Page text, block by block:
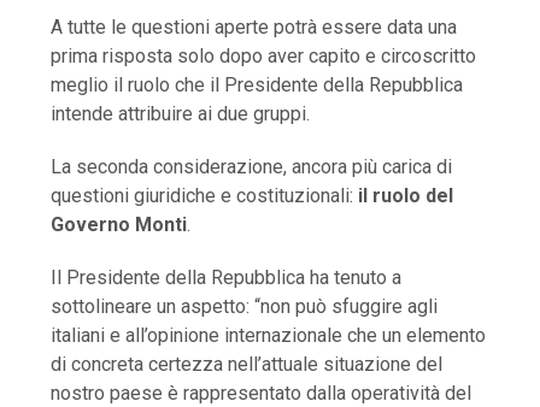
A tutte le questioni aperte potrà essere data una
prima risposta solo dopo aver capito e circoscritto
meglio il ruolo che il Presidente della Repubblica
intende attribuire ai due gruppi.
La seconda considerazione, ancora più carica di
questioni giuridiche e costituzionali: il ruolo del
Governo Monti.
Il Presidente della Repubblica ha tenuto a
sottolineare un aspetto: “non può sfuggire agli
italiani e all’opinione internazionale che un elemento
di concreta certezza nell’attuale situazione del
nostro paese è rappresentato dalla operatività del